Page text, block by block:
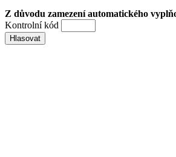
Z důvodu zamezení automatického
Kontrolní kód